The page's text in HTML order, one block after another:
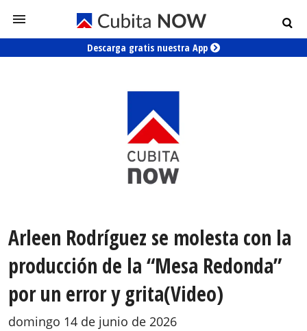
Descarga gratis nuestra App
Arleen Rodríguez se molesta con la
producción de la “Mesa Redonda”
por un error y grita(Video)
domingo 14 de junio de 2026